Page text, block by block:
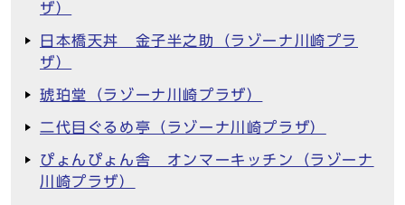
ザ）
日本橋天丼 金子半之助（ラゾーナ川崎プラ
ザ）
琥珀堂（ラゾーナ川崎プラザ）
二代目ぐるめ亭（ラゾーナ川崎プラザ）
ぴょんぴょん舎 オンマーキッチン（ラゾーナ
川崎プラザ）